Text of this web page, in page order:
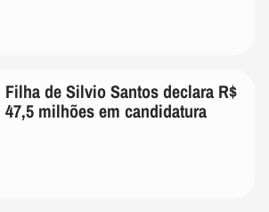
Filha de Silvio Santos declara R$
47,5 milhões em candidatura